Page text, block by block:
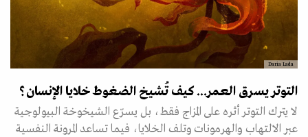
Daria Lada
التوتر يسرق العمر... كيف تُشيخ الضغوط خلايا الإنسان؟
لا يترك التوتر أثره على المزاج فقط، بل يسرّع الشيخوخة البيولوجية
عبر الالتهاب والهرمونات وتلف الخلايا، فيما تساعد المرونة النفسية